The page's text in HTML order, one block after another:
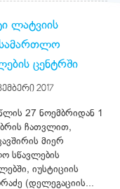
ლატვიის
ცენტრში
2017
27 ნოემბრიდან 1
ჩათვლით,
მიერ
სწავლების
იუსტიციის
(დელეგაციის...